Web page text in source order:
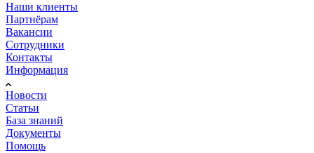
Наши клиенты
Партнёрам
Вакансии
Сотрудники
Контакты
Информация
Новости
Статьи
База знаний
Документы
Помощь